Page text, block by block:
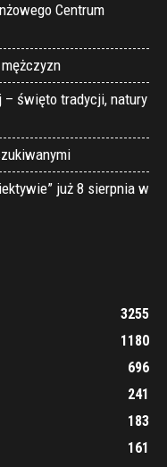
Centrum
święto tradycji, natury
już 8 sierpnia w
3255
1180
696
241
183
161